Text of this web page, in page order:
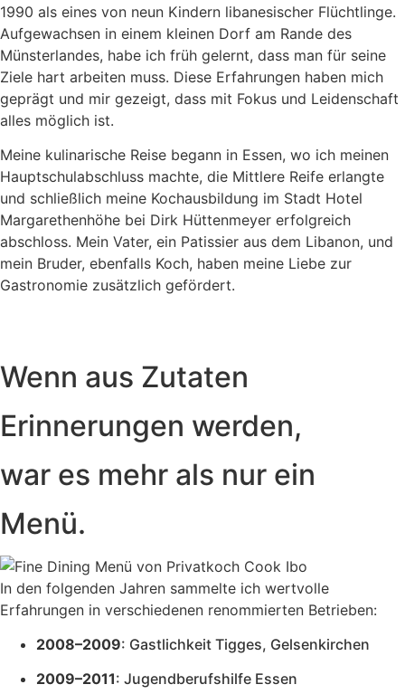
1990 als eines von neun Kindern libanesischer Flüchtlinge.
Aufgewachsen in einem kleinen Dorf am Rande des
Münsterlandes, habe ich früh gelernt, dass man für seine
Ziele hart arbeiten muss. Diese Erfahrungen haben mich
geprägt und mir gezeigt, dass mit Fokus und Leidenschaft
alles möglich ist.
Meine kulinarische Reise begann in Essen, wo ich meinen
Hauptschulabschluss machte, die Mittlere Reife erlangte
und schließlich meine Kochausbildung im Stadt Hotel
Margarethenhöhe bei Dirk Hüttenmeyer erfolgreich
abschloss. Mein Vater, ein Patissier aus dem Libanon, und
mein Bruder, ebenfalls Koch, haben meine Liebe zur
Gastronomie zusätzlich gefördert.
Wenn aus Zutaten
Erinnerungen werden,
war es mehr als nur ein
Menü.
In den folgenden Jahren sammelte ich wertvolle
Erfahrungen in verschiedenen renommierten Betrieben:
2008–2009: Gastlichkeit Tigges, Gelsenkirchen
2009–2011: Jugendberufshilfe Essen